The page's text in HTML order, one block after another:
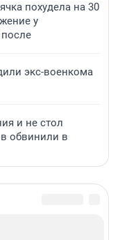
похудела на 30
у
экс-военкома
и не стол
обвинили в